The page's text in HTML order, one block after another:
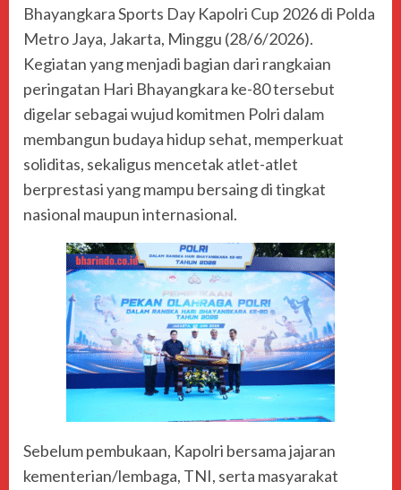
Bhayangkara Sports Day Kapolri Cup 2026 di Polda
Metro Jaya, Jakarta, Minggu (28/6/2026).
Kegiatan yang menjadi bagian dari rangkaian
peringatan Hari Bhayangkara ke-80 tersebut
digelar sebagai wujud komitmen Polri dalam
membangun budaya hidup sehat, memperkuat
soliditas, sekaligus mencetak atlet-atlet
berprestasi yang mampu bersaing di tingkat
nasional maupun internasional.
Sebelum pembukaan, Kapolri bersama jajaran
kementerian/lembaga, TNI, serta masyarakat